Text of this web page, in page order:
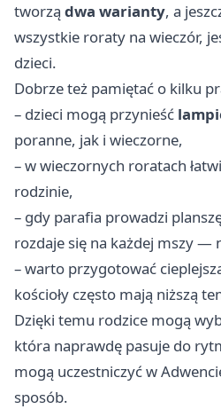
tworzą dwa warianty, a
wszystkie roraty na wieczór,
dzieci.
Dobrze też pamiętać o kilku
– dzieci mogą przynieść
poranne, jak i wieczorne,
– w wieczornych roratach
rodzinie,
– gdy parafia prowadzi
rozdaje się na każdej mszy —
– warto przygotować
kościoły często mają niższą
Dzięki temu rodzice mogą
która naprawdę pasuje do
mogą uczestniczyć w
sposób.